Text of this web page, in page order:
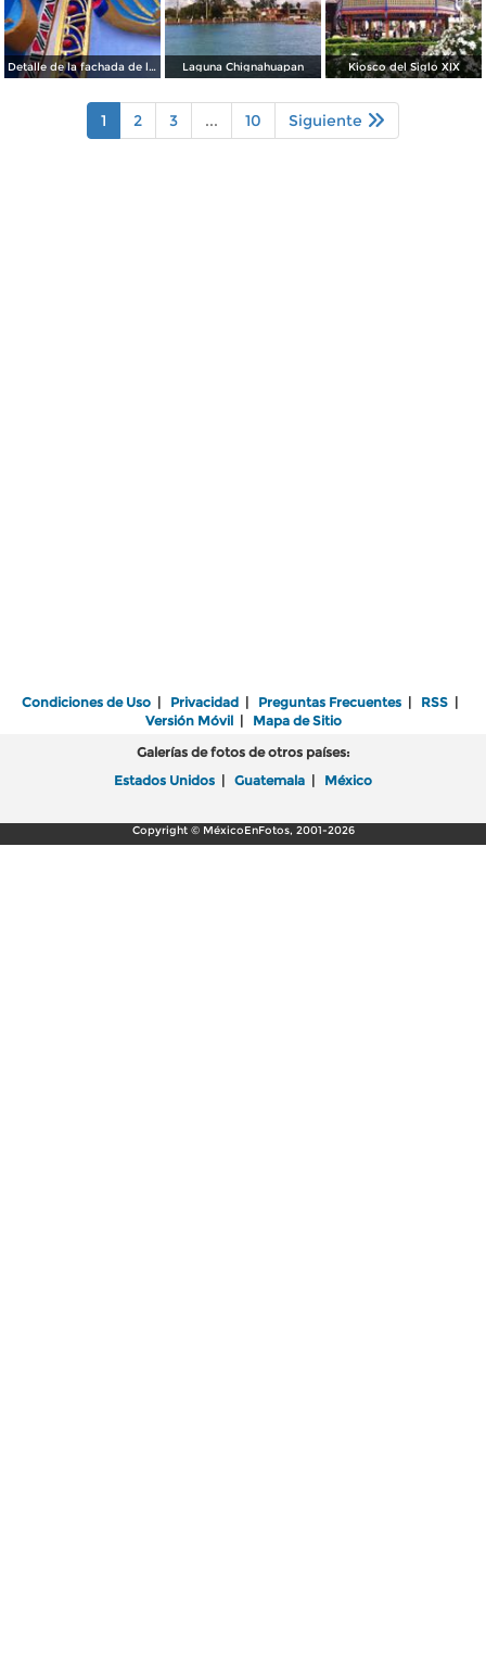
Detalle de la fachada de la Parroquia de Chignahuapan Laguna Chignahuapan Kiosco del Siglo XIX
1 2 3 ... 10 Siguiente
Condiciones de Uso | Privacidad | Preguntas Frecuentes | RSS |
Versión Móvil| Mapa de Sitio
Galerías de fotos de otros países:
Estados Unidos | Guatemala | México
Copyright © MéxicoEnFotos, 2001-2026